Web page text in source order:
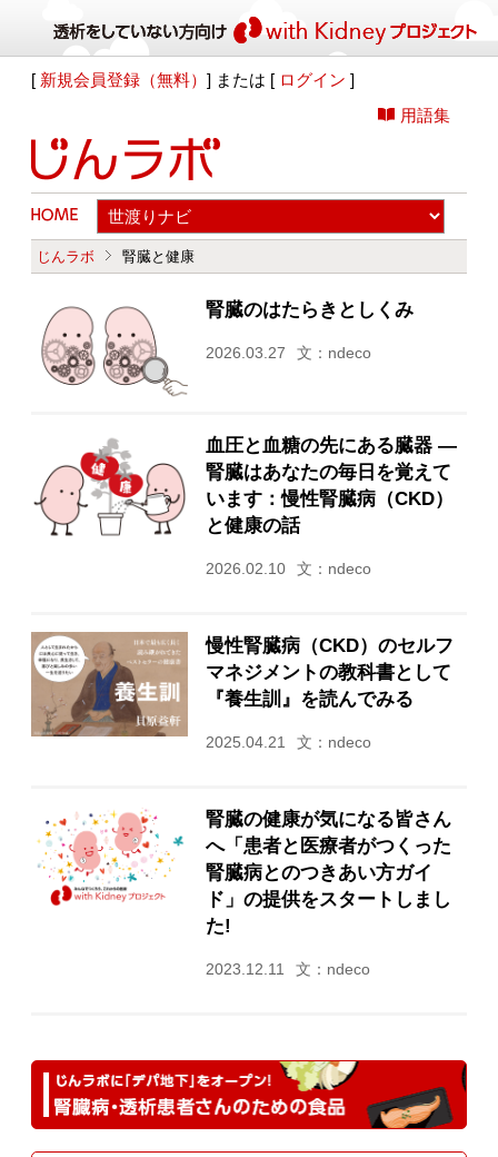
[ 新規会員登録（無料）] または [ ログイン ]
用語集
じんラボ 腎臓と健康
腎臓のはたらきとしくみ
2026.03.27 文：ndeco
血圧と血糖の先にある臓器 ―
腎臓はあなたの毎日を覚えて
います：慢性腎臓病（CKD）
と健康の話
2026.02.10 文：ndeco
慢性腎臓病（CKD）のセルフ
マネジメントの教科書として
『養生訓』を読んでみる
2025.04.21 文：ndeco
腎臓の健康が気になる皆さん
へ「患者と医療者がつくった
腎臓病とのつきあい方ガイ
ド」の提供をスタートしまし
た!
2023.12.11 文：ndeco